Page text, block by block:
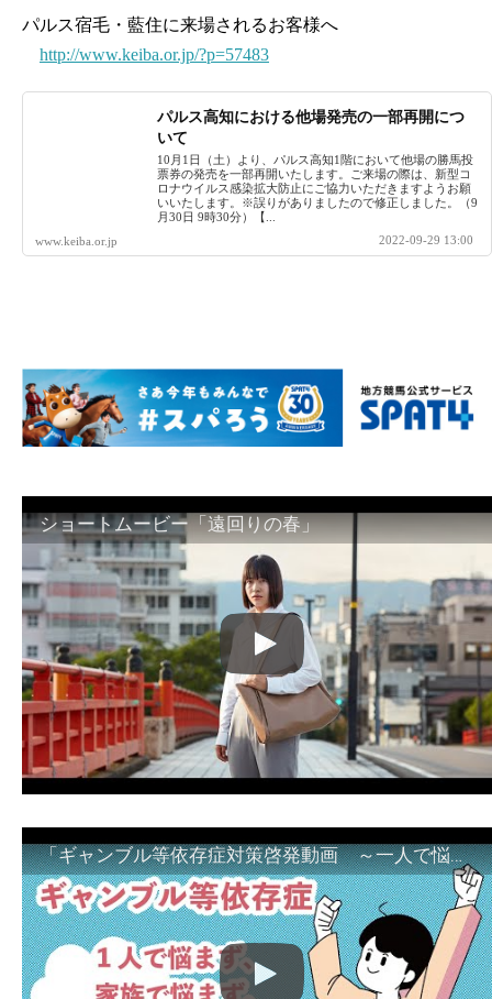
パルス宿毛・藍住に来場されるお客様へ
http://www.keiba.or.jp/?p=57483
パルス高知における他場発売の一部再開につ
いて
10月1日（土）より、パルス高知1階において他場の勝馬投
票券の発売を一部再開いたします。ご来場の際は、新型コ
ロナウイルス感染拡大防止にご協力いただきますようお願
いいたします。※誤りがありましたので修正しました。（9
月30日 9時30分）【...
www.keiba.or.jp
2022-09-29 13:00
ショートムービー「遠回りの春」
「ギャンブル等依存症対策啓発動画 ～一人で悩まず、家族で悩まず、まず！相談機関へ～」